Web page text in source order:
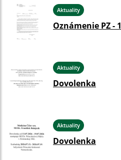
Aktuality
Oznámenie PZ - 1
Aktuality
Dovolenka
Aktuality
Dovolenka